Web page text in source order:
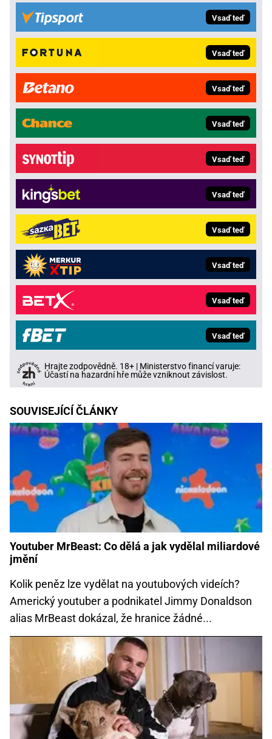
Vsaď teď
Vsaď teď
Vsaď teď
Vsaď teď
Vsaď teď
Vsaď teď
Vsaď teď
Vsaď teď
Vsaď teď
Vsaď teď
Hrajte zodpovědně. 18+ | Ministerstvo financí varuje:
Účastí na hazardní hře může vzniknout závislost.
SOUVISEJÍCÍ ČLÁNKY
Youtuber MrBeast: Co dělá a jak vydělal miliardové
jmění
Kolik peněz lze vydělat na youtubových videích?
Americký youtuber a podnikatel Jimmy Donaldson
alias MrBeast dokázal, že hranice žádné...